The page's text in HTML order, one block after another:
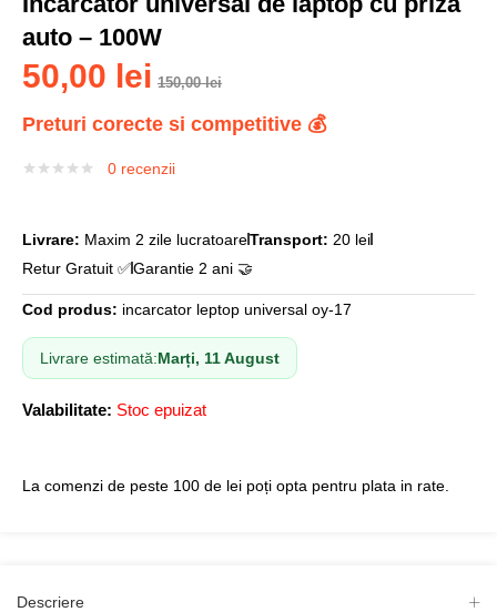
auto – 100W
50,00 lei 150,00lei
Preturi corecte si competitive 💰
0 recenzii
Livrare: Maxim 2 zile lucratoareTransport: 20 lei
Retur Gratuit ✅Garantie 2 ani 🤝
Cod produs: incarcator leptop universal oy-17
Livrare estimată:Marți, 11 August
Valabilitate: Stoc epuizat
La comenzi de peste 100 de lei poți opta pentru plata in rate.
Descriere